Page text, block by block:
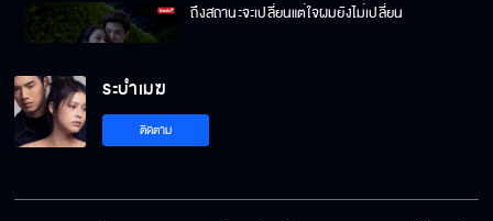
ถึงสถานะจะเปลี่ยนแต่ใจผมยังไม่เปลี่ยน
ถ้าไม่อยากมีปัญหาอย่ายุ่งกับหนูเล็ก
ระบำเมฆ
ติดตาม